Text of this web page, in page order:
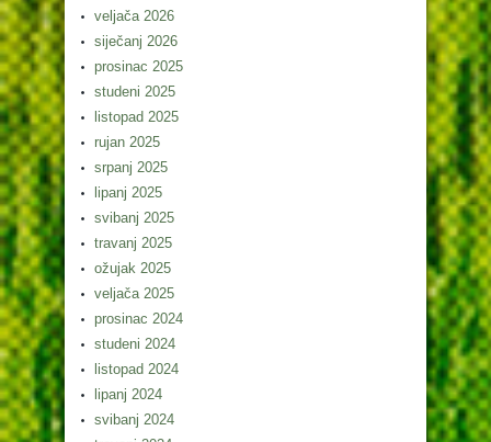
veljača 2026
siječanj 2026
prosinac 2025
studeni 2025
listopad 2025
rujan 2025
srpanj 2025
lipanj 2025
svibanj 2025
travanj 2025
ožujak 2025
veljača 2025
prosinac 2024
studeni 2024
listopad 2024
lipanj 2024
svibanj 2024